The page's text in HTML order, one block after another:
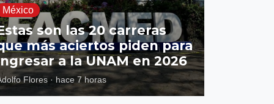
México
son las 20 carreras
más aciertos piden para
a la UNAM en 2026
Flores · hace 7 horas